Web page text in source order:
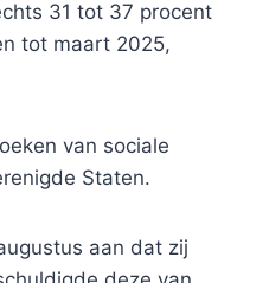
31 tot 37 procent
tot maart 2025,
van sociale
Staten.
aan dat zij